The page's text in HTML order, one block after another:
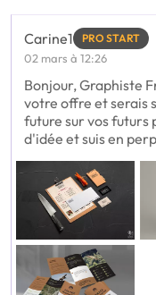
Carine1 PRO START
02 mars à 12:26
Bonjour, Graphiste
votre offre et serais
future sur vos futurs
d'idée et suis en